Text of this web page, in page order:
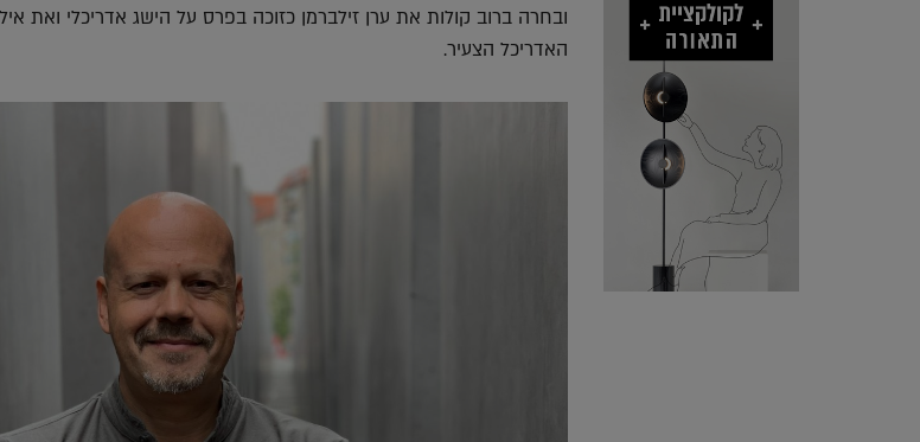
ובחרה ברוב קולות את ערן זילברמן כזוכה בפרס על הישג אדריכלי ואת
האדריכל הצעיר.